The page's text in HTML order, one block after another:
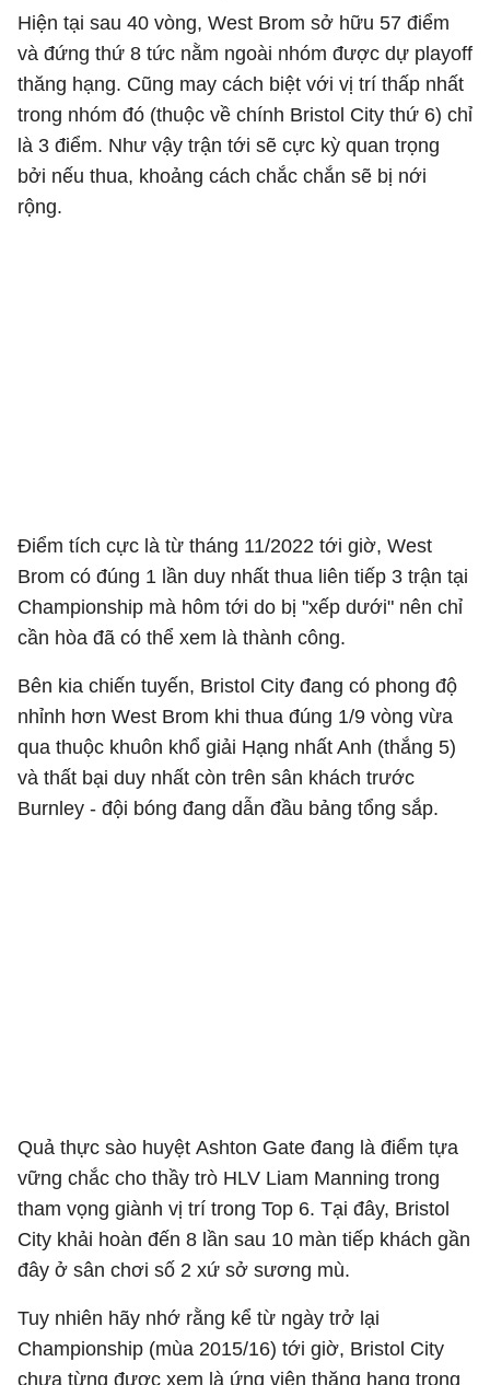
Hiện tại sau 40 vòng, West Brom sở hữu 57 điểm
và đứng thứ 8 tức nằm ngoài nhóm được dự playoff
thăng hạng. Cũng may cách biệt với vị trí thấp nhất
trong nhóm đó (thuộc về chính Bristol City thứ 6) chỉ
là 3 điểm. Như vậy trận tới sẽ cực kỳ quan trọng
bởi nếu thua, khoảng cách chắc chắn sẽ bị nới
rộng.
Điểm tích cực là từ tháng 11/2022 tới giờ, West
Brom có đúng 1 lần duy nhất thua liên tiếp 3 trận tại
Championship mà hôm tới do bị "xếp dưới" nên chỉ
cần hòa đã có thể xem là thành công.
Bên kia chiến tuyến, Bristol City đang có phong độ
nhỉnh hơn West Brom khi thua đúng 1/9 vòng vừa
qua thuộc khuôn khổ giải Hạng nhất Anh (thắng 5)
và thất bại duy nhất còn trên sân khách trước
Burnley - đội bóng đang dẫn đầu bảng tổng sắp.
Quả thực sào huyệt Ashton Gate đang là điểm tựa
vững chắc cho thầy trò HLV Liam Manning trong
tham vọng giành vị trí trong Top 6. Tại đây, Bristol
City khải hoàn đến 8 lần sau 10 màn tiếp khách gần
đây ở sân chơi số 2 xứ sở sương mù.
Tuy nhiên hãy nhớ rằng kể từ ngày trở lại
Championship (mùa 2015/16) tới giờ, Bristol City
chưa từng được xem là ứng viên thăng hạng trong